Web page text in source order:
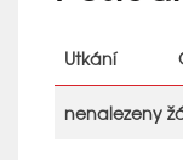
Utkání
nenalezeny